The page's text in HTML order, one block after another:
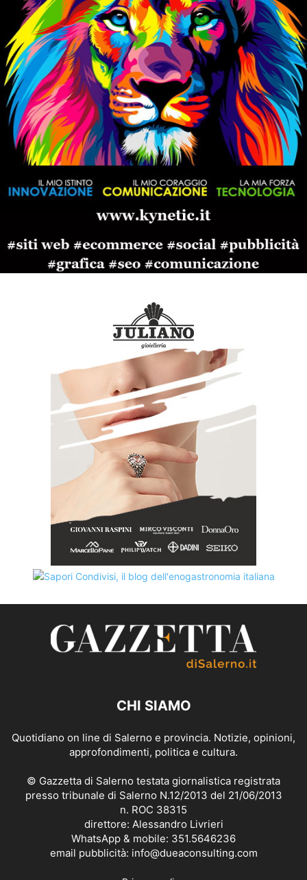
CHI SIAMO
Quotidiano on line di Salerno e provincia. Notizie, opinioni,
approfondimenti, politica e cultura.
© Gazzetta di Salerno testata giornalistica registrata
presso tribunale di Salerno N.12/2013 del 21/06/2013
n. ROC 38315
direttore: Alessandro Livrieri
WhatsApp & mobile: 351.5646236
email pubblicità: info@dueaconsulting.com